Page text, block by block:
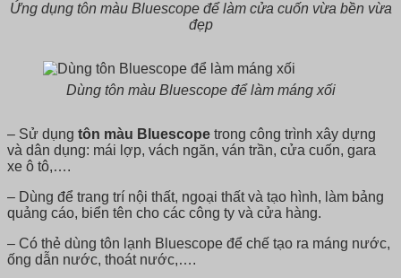
Ứng dụng tôn màu Bluescope để làm cửa cuốn vừa bền vừa
đẹp
Dùng tôn màu Bluescope để làm máng xối
– Sử dụng tôn màu Bluescope trong công trình xây dựng
và dân dụng: mái lợp, vách ngăn, ván trần, cửa cuốn, gara
xe ô tô,….
– Dùng để trang trí nội thất, ngoại thất và tạo hình, làm bảng
quảng cáo, biển tên cho các công ty và cửa hàng.
– Có thẻ dùng tôn lạnh Bluescope để chế tạo ra máng nước,
ống dẫn nước, thoát nước,….